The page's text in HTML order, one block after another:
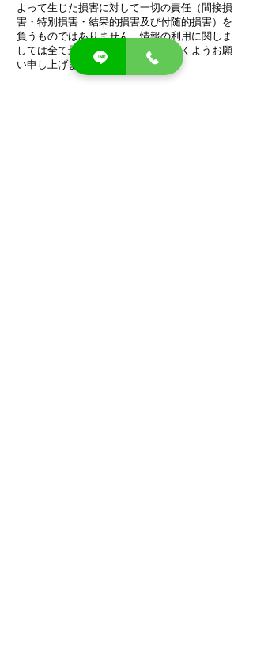
よって生じた損害に対して一切の責任（間接損
害・特別損害・結果的損害及び付随的損害）を
負うものではありません。情報の利用に関しま
しては全て最終自己責任で行って頂くようお願
い申し上げます。